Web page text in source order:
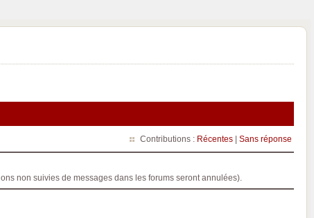
Contributions : Récentes | Sans réponse
non suivies de messages dans les forums seront annulées).